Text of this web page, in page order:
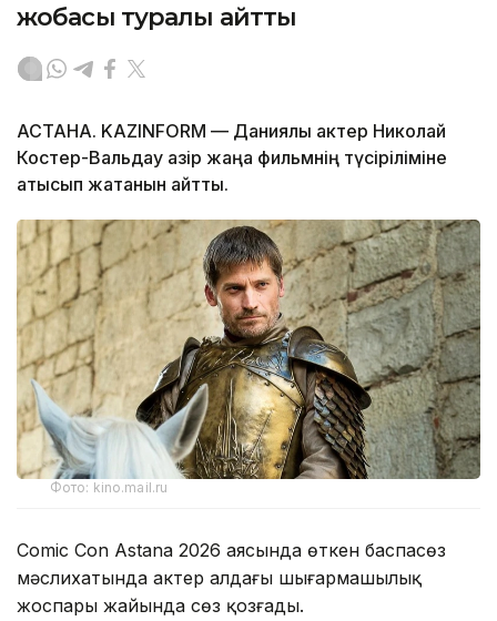
жобасы туралы айтты
АСТАНА. KAZINFORM — Даниялық актер Николай
Костер-Вальдау қазір жаңа фильмнің түсіріліміне
қатысып жатқанын айтты.
Фото: kino.mail.ru
Comic Con Astana 2026 аясында өткен баспасөз
мәслихатында актер алдағы шығармашылық
жоспары жайында сөз қозғады.